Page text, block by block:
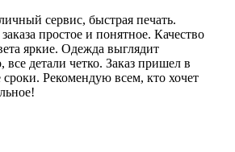
сервис, быстрая печать.
простое и понятное. Качество
яркие. Одежда выглядит
все детали четко. Заказ пришел в
Рекомендую всем, кто хочет